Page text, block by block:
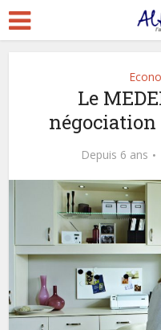
Le
Depuis 6 ans